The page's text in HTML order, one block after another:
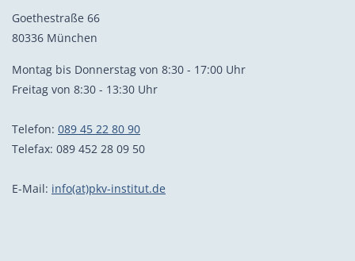
Goethestraße 66
80336 München
Montag bis Donnerstag von 8:30 - 17:00 Uhr
Freitag von 8:30 - 13:30 Uhr
Telefon: 089 45 22 80 90
Telefax: 089 452 28 09 50
E-Mail: info(at)pkv-institut.de